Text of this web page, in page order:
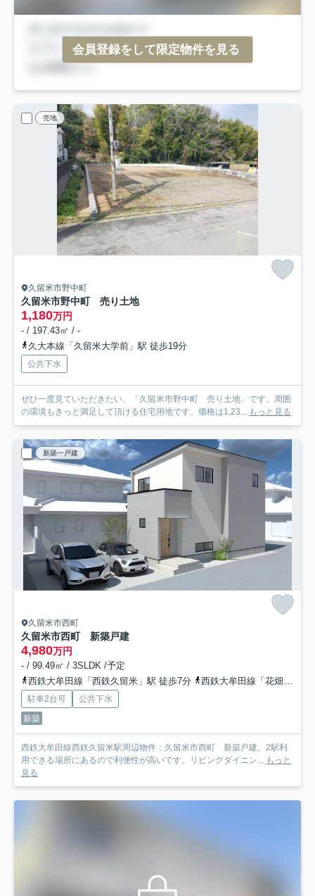
会員登録をして限定物件を見る
売地
久留米市野中町
久留米市野中町 売り土地
1,180万円
- / 197.43㎡ / -
久大本線「久留米大学前」駅 徒歩19分
公共下水
ぜひ一度見ていただきたい、「久留米市野中町 売り土地」です。周囲
の環境もきっと満足して頂ける住宅用地です。価格は1,23... もっと見る
新築一戸建
久留米市西町
久留米市西町 新築戸建
4,980万円
- / 99.49㎡ / 3SLDK /予定
西鉄大牟田線「西鉄久留米」駅 徒歩7分
西鉄大牟田線「花畑」駅 徒歩9分
駐車2台可
公共下水
新築
西鉄大牟田線西鉄久留米駅周辺物件：久留米市西町 新築戸建。2駅利
用できる場所にあるので利便性が高いです。リビングダイニン... もっと
見る